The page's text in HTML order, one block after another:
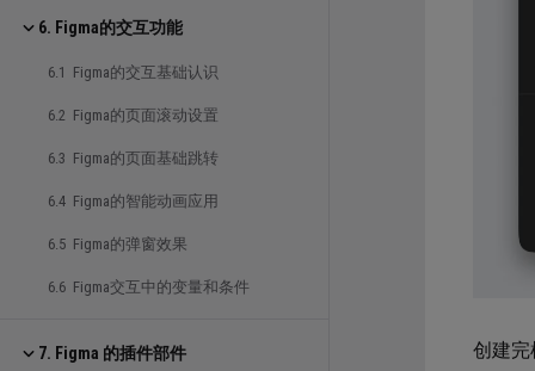
6. Figma的交互功能
6.1 Figma的交互基础认识
6.2 Figma的页面滚动设置
6.3 Figma的页面基础跳转
6.4 Figma的智能动画应用
6.5 Figma的弹窗效果
6.6 Figma交互中的变量和条件
7. Figma 的插件部件
创建完